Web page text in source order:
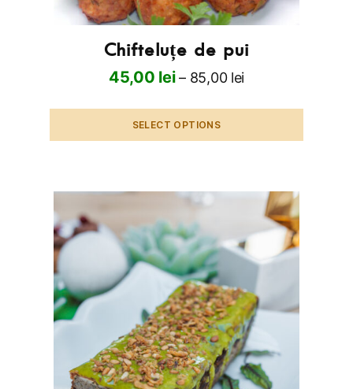
Chifteluțe de pui
45,00 lei– 85,00 lei
SELECT OPTIONS